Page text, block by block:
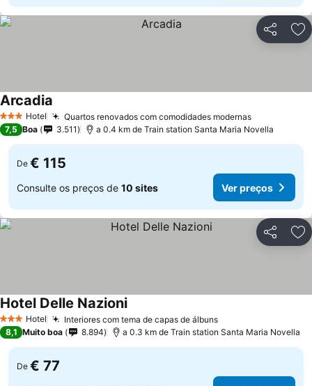
Partilhar
3 EstrelasHotel Quartos renovados com comodidades modernasVer preços
Arcadia
7,5 Boa 3.511 a 0.4 km de Train station Santa Maria Novella
De € 115
Consulte os preços de 10 sites Ver preços
Partilhar
3 EstrelasHotel Interiores com tema de capas de álbunsVer preços
Hotel Delle NazioniVer preços
8,1 Muito boa 8.894 a 0.3 km de Train station Santa Maria Novella
De € 77